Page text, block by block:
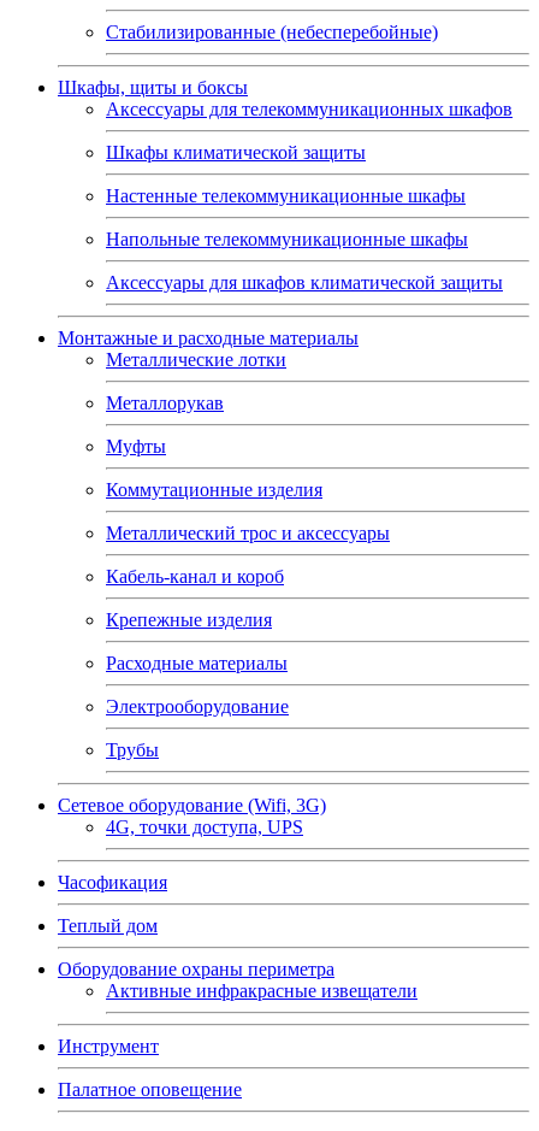
Стабилизированные (небесперебойные)
Шкафы, щиты и боксы
Аксессуары для телекоммуникационных шкафов
Шкафы климатической защиты
Настенные телекоммуникационные шкафы
Напольные телекоммуникационные шкафы
Аксессуары для шкафов климатической защиты
Монтажные и расходные материалы
Металлические лотки
Металлорукав
Муфты
Коммутационные изделия
Металлический трос и аксессуары
Кабель-канал и короб
Крепежные изделия
Расходные материалы
Электрооборудование
Трубы
Сетевое оборудование (Wifi, 3G)
4G, точки доступа, UPS
Часофикация
Теплый дом
Оборудование охраны периметра
Активные инфракрасные извещатели
Инструмент
Палатное оповещение